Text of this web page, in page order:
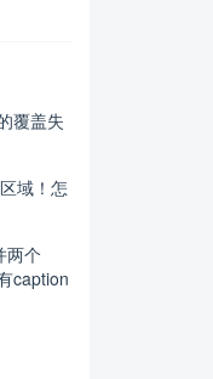
覆盖失
域！怎
两个
caption